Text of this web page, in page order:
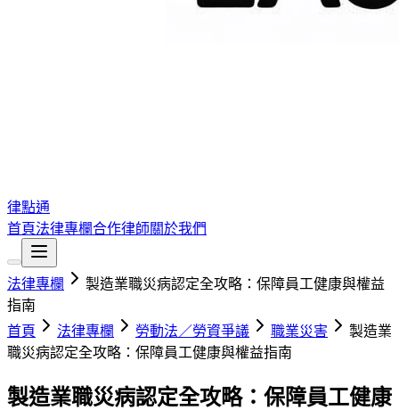
律點通
首頁法律專欄合作律師關於我們
法律專欄
製造業職災病認定全攻略：保障員工健康與權益
指南
首頁
法律專欄 勞動法／勞資爭議 職業災害
製造業
職災病認定全攻略：保障員工健康與權益指南
製造業職災病認定全攻略：保障員工健康